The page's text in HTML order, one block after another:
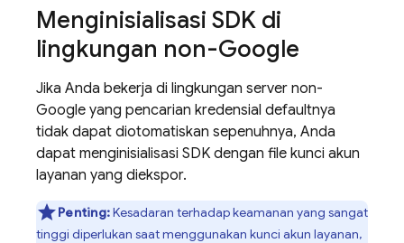
Menginisialisasi SDK di
lingkungan non-Google
Jika Anda bekerja di lingkungan server non-
Google yang pencarian kredensial defaultnya
tidak dapat diotomatiskan sepenuhnya, Anda
dapat menginisialisasi SDK dengan file kunci akun
layanan yang diekspor.
Penting:Kesadaran terhadap keamanan yang sangat
tinggi diperlukan saat menggunakan kunci akun layanan,